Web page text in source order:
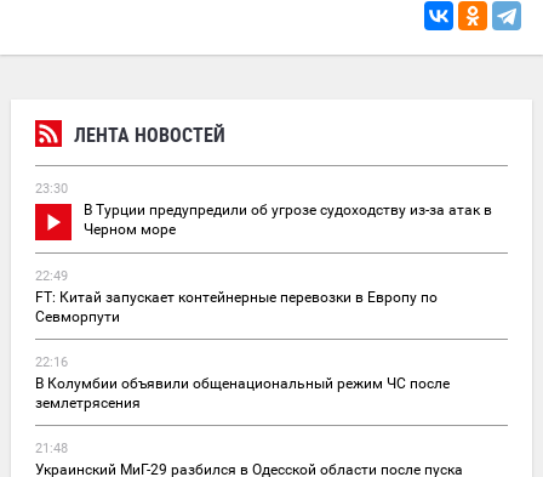
ЛЕНТА НОВОСТЕЙ
23:30
В Турции предупредили об угрозе судоходству из-за атак в
Черном море
22:49
FT: Китай запускает контейнерные перевозки в Европу по
Севморпути
22:16
В Колумбии объявили общенациональный режим ЧС после
землетрясения
21:48
Украинский МиГ-29 разбился в Одесской области после пуска